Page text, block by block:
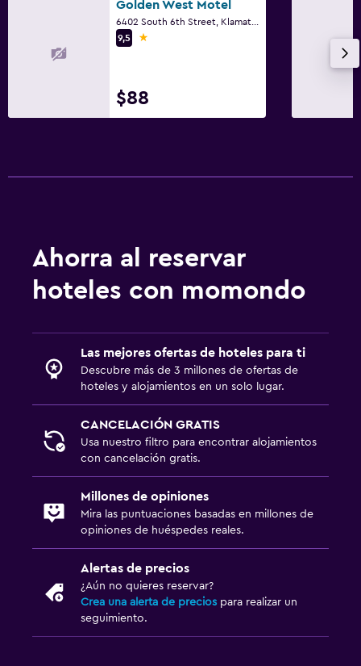
Golden West Motel
9,5
1 estrella
$88
Ahorra al reservar
hoteles con momondo
Las mejores ofertas de hoteles para ti
Descubre más de 3 millones de ofertas de
hoteles y alojamientos en un solo lugar.
CANCELACIÓN GRATIS
Usa nuestro filtro para encontrar alojamientos
con cancelación gratis.
Millones de opiniones
Mira las puntuaciones basadas en millones de
opiniones de huéspedes reales.
Alertas de precios
¿Aún no quieres reservar?
Crea una alerta de precios para realizar un
seguimiento.